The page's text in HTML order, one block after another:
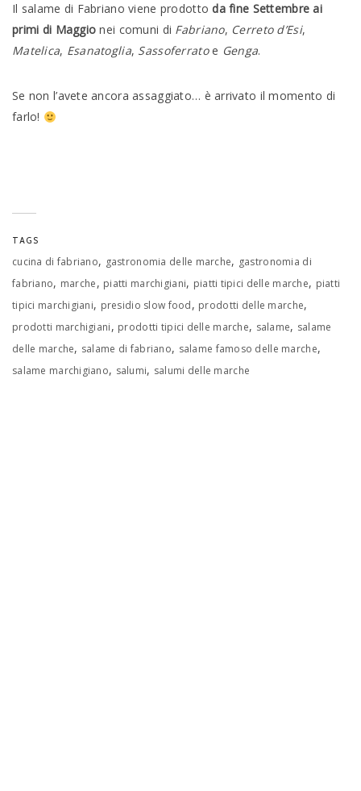
Il salame di Fabriano viene prodottoda fine Settembre ai
primi di Maggio nei comuni di Fabriano, Cerreto d’Esi,
Matelica, Esanatoglia, Sassoferratoe Genga.
Se non l’avete ancora assaggiato… è arrivato il momento di
farlo!
TAGS
cucina di fabriano, gastronomia delle marche, gastronomia di
fabriano, marche, piatti marchigiani, piatti tipici delle marche, piatti
tipici marchigiani, presidio slow food, prodotti delle marche,
prodotti marchigiani, prodotti tipici delle marche, salame, salame
delle marche, salame di fabriano, salame famoso delle marche,
salame marchigiano, salumi, salumi delle marche